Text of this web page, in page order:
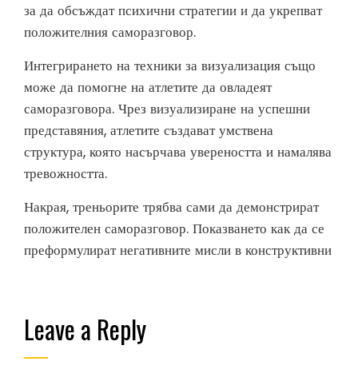
за да обсъждат психични стратегии и да укрепват
положителния саморазговор.
Интегрирането на техники за визуализация също
може да помогне на атлетите да овладеят
саморазговора. Чрез визуализиране на успешни
представяния, атлетите създават умствена
структура, която насърчава увереността и намалява
тревожността.
Накрая, треньорите трябва сами да демонстрират
положителен саморазговор. Показването как да се
преформулират негативните мисли в конструктивни
Leave a Reply